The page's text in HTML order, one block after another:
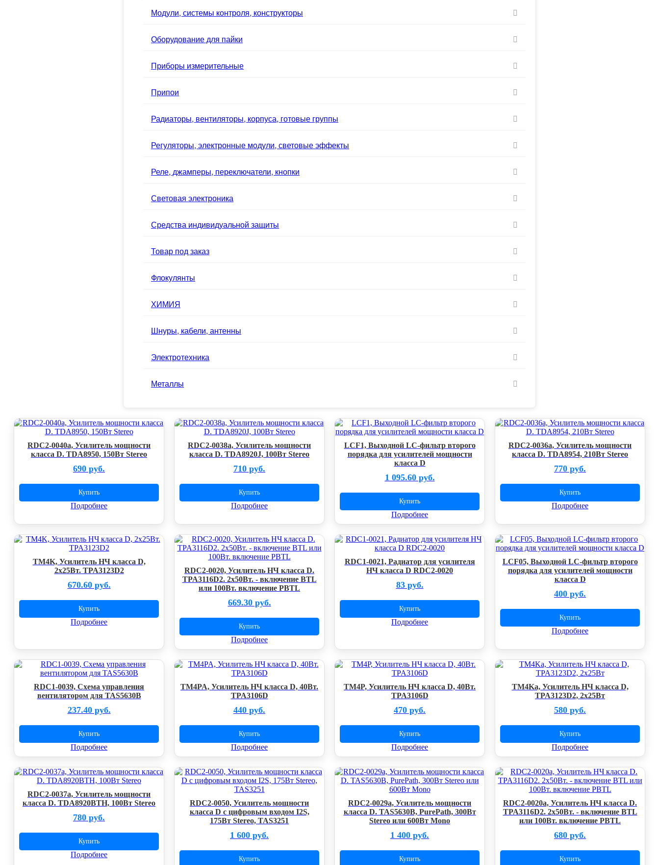
Модули, системы контроля, конструкторы
Оборудование для пайки
Приборы измерительные
Припои
Радиаторы, вентиляторы, корпуса, готовые группы
Регуляторы, электронные модули, световые эффекты
Реле, джамперы, переключатели, кнопки
Световая электроника
Средства индивидуальной защиты
Товар под заказ
Флокулянты
ХИМИЯ
Шнуры, кабели, антенны
Электротехника
Металлы
RDC2-0040a, Усилитель мощности
класса D. TDA8950, 150Вт Stereo
690 руб.
Купить
Подробнее
RDC2-0038a, Усилитель мощности
класса D. TDA8920J, 100Вт Stereo
710 руб.
Купить
Подробнее
LCF1, Выходной LC-фильтр второго
порядка для усилителей мощности
класса D
1 095.60 руб.
Купить
Подробнее
RDC2-0036a, Усилитель мощности
класса D. TDA8954, 210Вт Stereo
770 руб.
Купить
Подробнее
TM4K, Усилитель НЧ класса D,
2x25Вт. TPA3123D2
670.60 руб.
Купить
Подробнее
RDC2-0020, Усилитель НЧ класса D.
TPA3116D2. 2х50Вт. - включение BTL
или 100Вт. включение PBTL
669.30 руб.
Купить
Подробнее
RDC1-0021, Радиатор для усилителя
НЧ класса D RDC2-0020
83 руб.
Купить
Подробнее
LCF05, Выходной LC-фильтр второго
порядка для усилителей мощности
класса D
400 руб.
Купить
Подробнее
RDC1-0039, Схема управления
вентилятором для TAS5630B
237.40 руб.
Купить
Подробнее
TM4PA, Усилитель НЧ класса D, 40Вт.
TPA3106D
440 руб.
Купить
Подробнее
TM4P, Усилитель НЧ класса D, 40Вт.
TPA3106D
470 руб.
Купить
Подробнее
TM4Ka, Усилитель НЧ класса D,
TPA3123D2, 2x25Вт
580 руб.
Купить
Подробнее
RDC2-0037a, Усилитель мощности
класса D. TDA8920BTH, 100Вт Stereo
780 руб.
Купить
Подробнее
RDC2-0050, Усилитель мощности
класса D с цифровым входом I2S,
175Вт Stereo, TAS3251
1 600 руб.
Купить
RDC2-0029a, Усилитель мощности
класса D. TAS5630B, PurePath, 300Вт
Stereo или 600Вт Mono
1 400 руб.
Купить
RDC2-0020a, Усилитель НЧ класса D.
TPA3116D2. 2х50Вт. - включение BTL
или 100Вт. включение PBTL
680 руб.
Купить